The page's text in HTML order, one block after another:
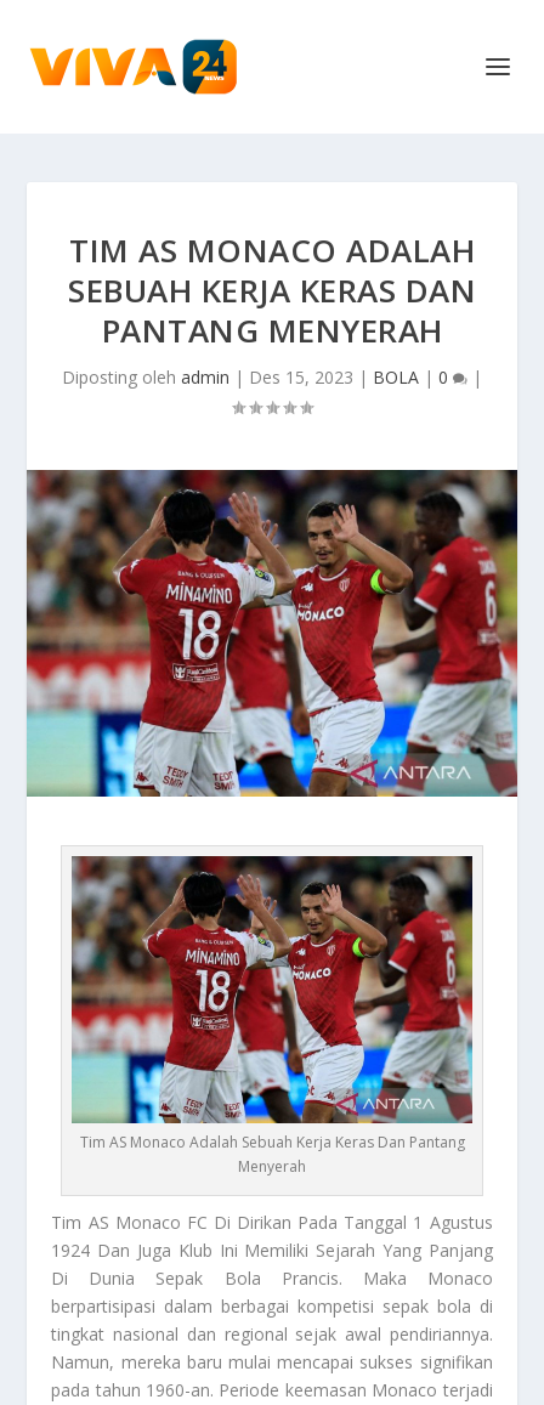
TIM AS MONACO ADALAH
SEBUAH KERJA KERAS DAN
PANTANG MENYERAH
Diposting oleh admin | Des 15, 2023 | BOLA | 0 |
Tim AS Monaco Adalah Sebuah Kerja Keras Dan Pantang
Menyerah
Tim AS Monaco FC Di Dirikan Pada Tanggal 1 Agustus
1924 Dan Juga Klub Ini Memiliki Sejarah Yang Panjang
Di Dunia Sepak Bola Prancis. Maka Monaco
berpartisipasi dalam berbagai kompetisi sepak bola di
tingkat nasional dan regional sejak awal pendiriannya.
Namun, mereka baru mulai mencapai sukses signifikan
pada tahun 1960-an. Periode keemasan Monaco terjadi